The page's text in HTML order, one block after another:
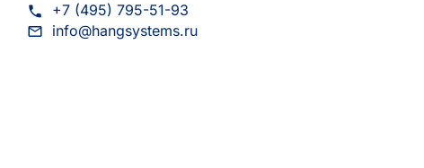
+7 (495) 795-51-93
info@hangsystems.ru